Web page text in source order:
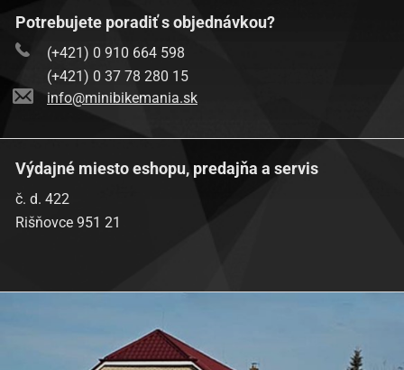
Potrebujete poradiť s objednávkou?
(+421) 0 910 664 598
(+421) 0 37 78 280 15
info@minibikemania.sk
Výdajné miesto eshopu, predajňa a servis
č. d. 422
Rišňovce 951 21